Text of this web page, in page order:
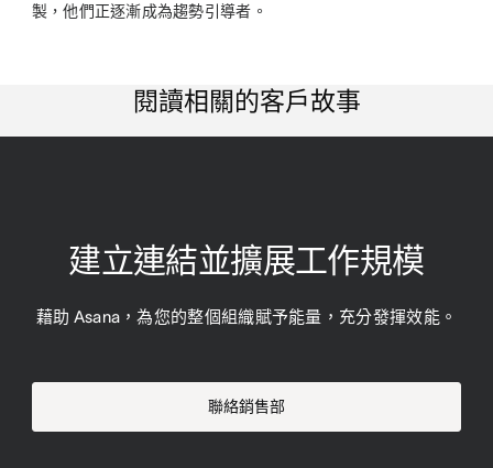
製，他們正逐漸成為趨勢引導者。
閱讀相關的客戶故事
建立連結並擴展工作規模
藉助 Asana，為您的整個組織賦予能量，充分發揮效能。
聯絡銷售部